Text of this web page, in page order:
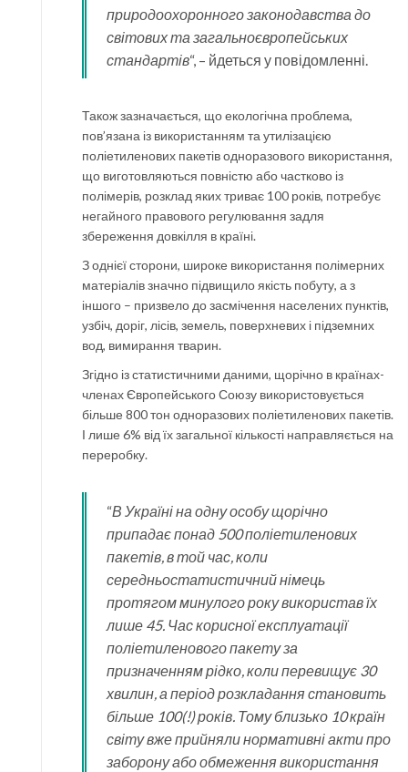
природоохоронного законодавства до
світових та загальноєвропейських
стандартів“, – йдеться у повідомленні.
Також зазначається, що екологічна проблема,
пов’язана із використанням та утилізацією
поліетиленових пакетів одноразового використання,
що виготовляються повністю або частково із
полімерів, розклад яких триває 100 років, потребує
негайного правового регулювання задля
збереження довкілля в країні.
З однієї сторони, широке використання полімерних
матеріалів значно підвищило якість побуту, а з
іншого – призвело до засмічення населених пунктів,
узбіч, доріг, лісів, земель, поверхневих і підземних
вод, вимирання тварин.
Згідно із статистичними даними, щорічно в країнах-
членах Європейського Союзу використовується
більше 800 тон одноразових поліетиленових пакетів.
І лише 6% від їх загальної кількості направляється на
переробку.
“В Україні на одну особу щорічно
припадає понад 500 поліетиленових
пакетів, в той час, коли
середньостатистичний німець
протягом минулого року використав їх
лише 45. Час корисної експлуатації
поліетиленового пакету за
призначенням рідко, коли перевищує 30
хвилин, а період розкладання становить
більше 100(!) років. Тому близько 10 країн
світу вже прийняли нормативні акти про
заборону або обмеження використання